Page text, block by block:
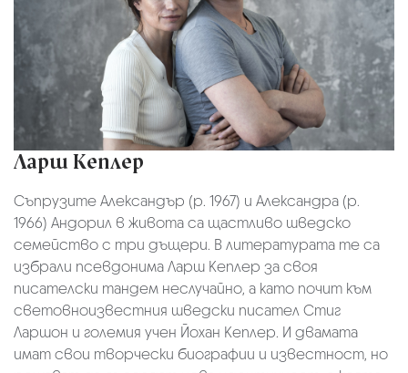
Ларш Кеплер
Съпрузите Александър (р. 1967) и Александра (р.
1966) Андорил в живота са щастливо шведско
семейство с три дъщери. В литературата те са
избрали псевдонима Ларш Кеплер за своя
писателски тандем неслучайно, а като почит към
световноизвестния шведски писател Стиг
Ларшон и големия учен Йохан Кеплер. И двамата
имат свои творчески биографии и известност, но